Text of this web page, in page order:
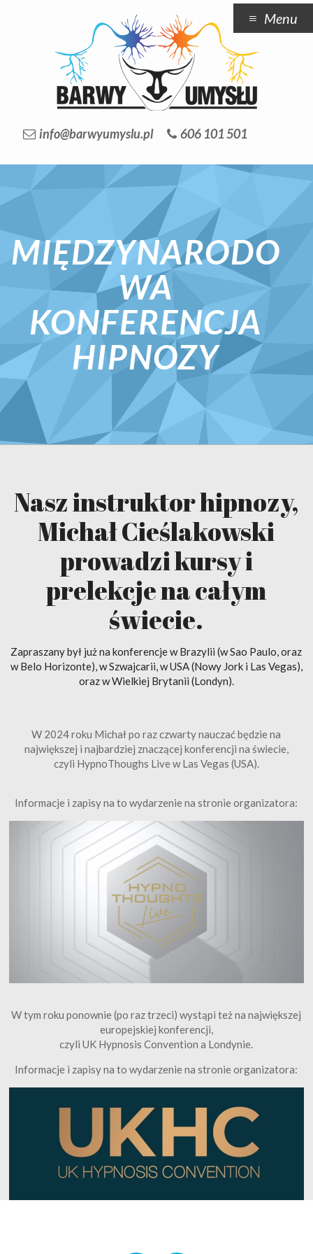
info@barwyumyslu.pl 606 101 501
Menu
MIĘDZYNARODO
WA
KONFERENCJA
HIPNOZY
Nasz instruktor hipnozy,
Michał Cieślakowski
prowadzi kursy i
prelekcje na całym
świecie.
Zapraszany był już na konferencje w Brazylii (w Sao Paulo, oraz
w Belo Horizonte), w Szwajcarii, w USA (Nowy Jork i Las Vegas),
oraz w Wielkiej Brytanii (Londyn).
W 2024 roku Michał po raz czwarty nauczać będzie na
największej i najbardziej znaczącej konferencji na świecie,
czyli HypnoThoughs Live w Las Vegas (USA).
Informacje i zapisy na to wydarzenie na stronie organizatora:
W tym roku ponownie (po raz trzeci) wystąpi też na największej
europejskiej konferencji,
czyli UK Hypnosis Convention a Londynie.
Informacje i zapisy na to wydarzenie na stronie organizatora: